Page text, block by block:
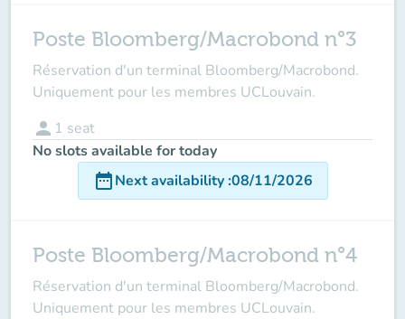
Poste Bloomberg/Macrobond n°3
Réservation d'un terminal Bloomberg/Macrobond.
Uniquement pour les membres UCLouvain.
person 1 seat
No slots available for today
date_rangeNext availability:08/11/2026
Poste Bloomberg/Macrobond n°4
Réservation d'un terminal Bloomberg/Macrobond.
Uniquement pour les membres UCLouvain.